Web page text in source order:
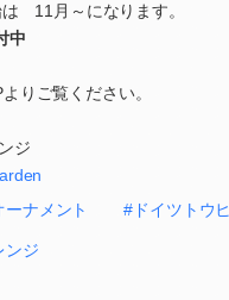
11月～になります。
中
りご覧ください。
ジ
ナメント
#ドイツトウヒ
ンジ